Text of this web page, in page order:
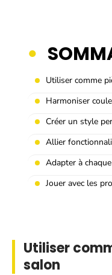
Utiliser comme
Harmoniser
Créer un style
Allier
Adapter à
Jouer avec les
Utiliser
salon